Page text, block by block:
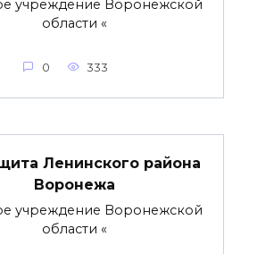
учреждение Воронежской
области «
0 333
Ленинского района
Воронежа
учреждение Воронежской
области «